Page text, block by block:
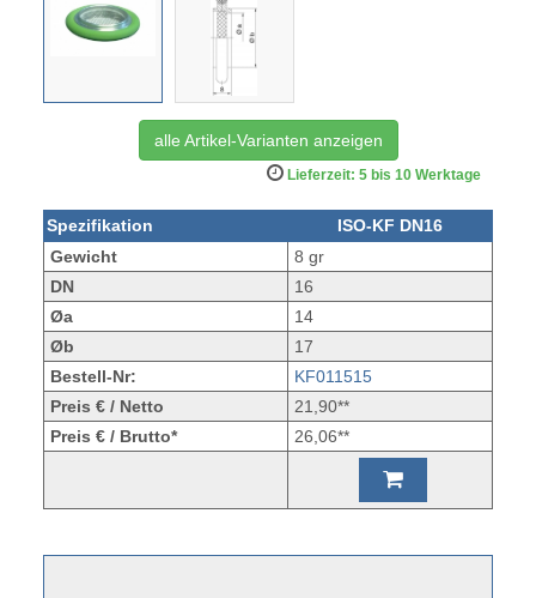
alle Artikel-Varianten anzeigen
Lieferzeit: 5 bis 10 Werktage
Spezifikation
ISO-KF DN16
Gewicht
8 gr
DN
16
Øa
14
Øb
17
Bestell-Nr:
KF011515
Preis € / Netto
21,90**
Preis € / Brutto*
26,06**